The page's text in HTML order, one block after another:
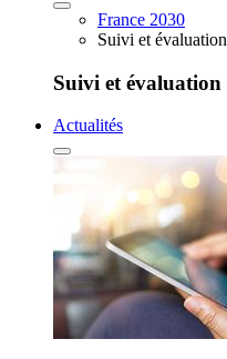
France 2030
Suivi et évaluation
Suivi et évaluation
Actualités